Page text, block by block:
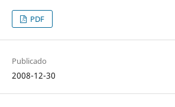
PDF
Publicado
2008-12-30